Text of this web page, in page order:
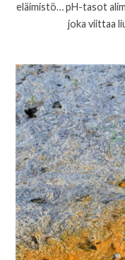
eläimistö… pH-tasot
joka viittaa